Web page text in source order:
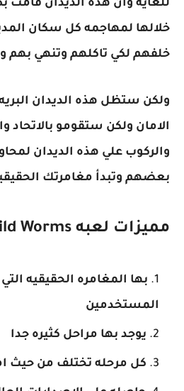
للغايه وان هذه الديدان قامت
خلالها لمهاجمه كل سكان
خلفهم لكي تاكلهم وتنهي بهم
ولكن ستظل هذه الديدان
الامان ولكن ستقومو بالاتحاد
والركوب علي هذه الديدان
بعضهم وتبدأ مغامرتك
مميزات لعبه Wild Worms
بها المغامره الحقيقيه
المستخدمين
يوجد بها مراحل كثيره جدا
كل مرحله تختلف من حيث